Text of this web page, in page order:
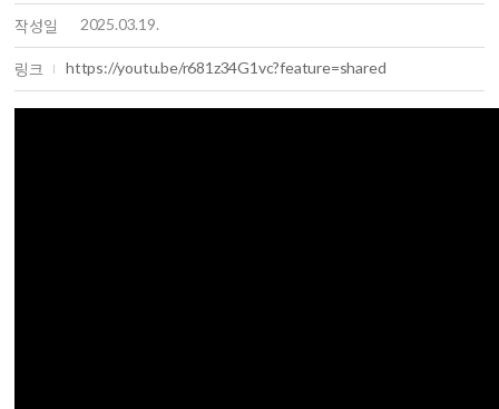
작성일 2025.03.19.
링크 https://youtu.be/r681z34G1vc?feature=shared